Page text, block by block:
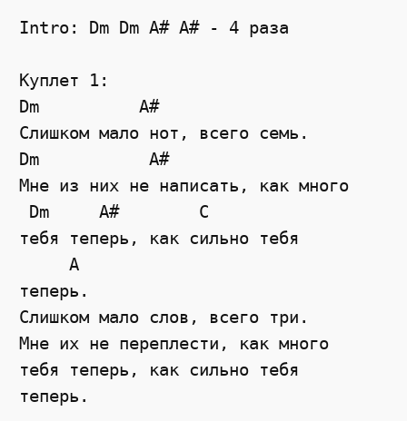
Intro: Dm Dm A# A# - 4 раза
Куплет 1:
Dm          A#
Слишком мало нот, всего семь.
Dm           A#
Мне из них не написать, как много
Dm     A#        C
тебя теперь, как сильно тебя
     A
теперь.
Слишком мало слов, всего три.
Мне их не переплести, как много
тебя теперь, как сильно тебя
теперь.